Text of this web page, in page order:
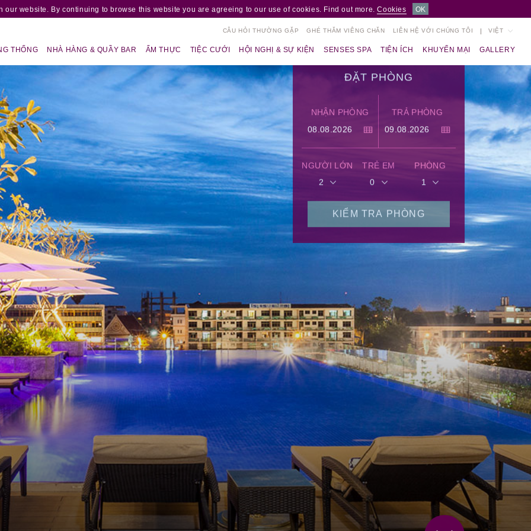
our website. By continuing to browse this website you are agreeing to our use of cookies. Find out more.Cookies OK
THỐNG NHÀ HÀNG & QUẦY BAR ẨM THỰC TIỆC CƯỚI HỘI NGHỊ & SỰ KIỆN SENSES SPA TIỆN ÍCH KHUYẾN MẠI GALLERY
CÂU HỎI THƯỜNG GẶP GHÉ THĂM VIÊNG CHĂN LIÊN HỆ VỚI CHÚNG TÔI VIỆT
ĐẶT PHÒNG
NHẬN PHÒNG TRẢ PHÒNG
NGƯỜI LỚN
2
TRẺ EM
0
PHÒNG
1
KIỂM TRA PHÒNG